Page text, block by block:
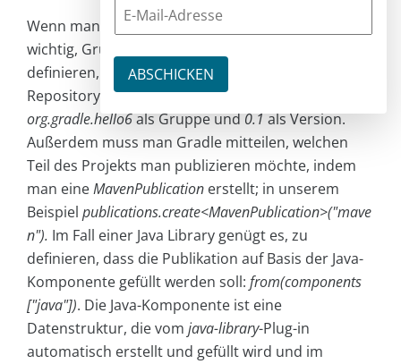
Wenn man das maven-publish
wichtig, Gruppe und Version des Moduls zu
definieren, da sie für die GAV-Koordinaten im
Repository genutzt werden. Im Beispiel wählen wir
org.gradle.hello6als Gruppe und0.1als Version.
Außerdem muss man Gradle mitteilen, welchen
Teil des Projekts man publizieren möchte, indem
man eineMavenPublication erstellt; in unserem
Beispiel publications.create<MavenPublication>("mave
n"). Im Fall einer Java Library genügt es, zu
definieren, dass die Publikation auf Basis der Java-
Komponente gefüllt werden soll: from(components
["java"]). Die Java-Komponente ist eine
Datenstruktur, die vom java-library-Plug-in
automatisch erstellt und gefüllt wird und im